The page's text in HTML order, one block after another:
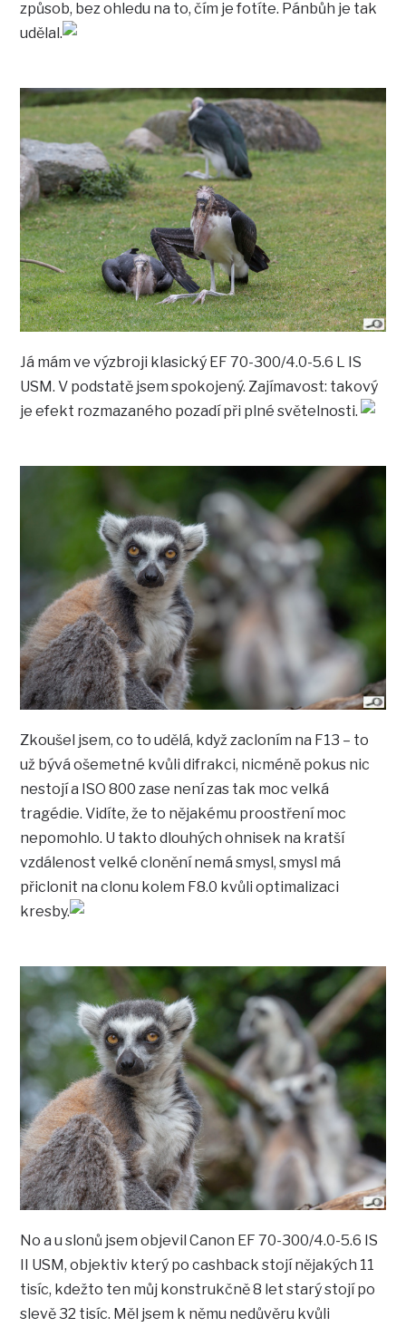
způsob, bez ohledu na to, čím je fotíte. Pánbůh je tak
udělal.
Já mám ve výzbroji klasický EF 70-300/4.0-5.6 L IS
USM. V podstatě jsem spokojený. Zajímavost: takový
je efekt rozmazaného pozadí při plné světelnosti.
Zkoušel jsem, co to udělá, když zacloním na F13 – to
už bývá ošemetné kvůli difrakci, nicméně pokus nic
nestojí a ISO 800 zase není zas tak moc velká
tragédie. Vidíte, že to nějakému proostření moc
nepomohlo. U takto dlouhých ohnisek na kratší
vzdálenost velké clonění nemá smysl, smysl má
přiclonit na clonu kolem F8.0 kvůli optimalizaci
kresby.
No a u slonů jsem objevil Canon EF 70-300/4.0-5.6 IS
II USM, objektiv který po cashback stojí nějakých 11
tisíc, kdežto ten můj konstrukčně 8 let starý stojí po
slevě 32 tisíc. Měl jsem k němu nedůvěru kvůli